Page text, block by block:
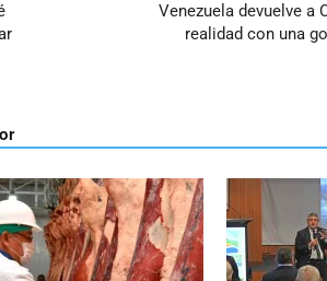
Venezuela devuelve a
realidad con una